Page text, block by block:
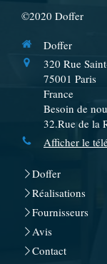
©2020 Doffer
Doffer
320 Rue
75001 Paris
France
Besoin de
32.Rue de la
Afficher le
Doffer
Réalisations
Fournisseurs
Avis
Contact